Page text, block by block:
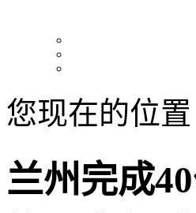
您现在的位置
兰州完成